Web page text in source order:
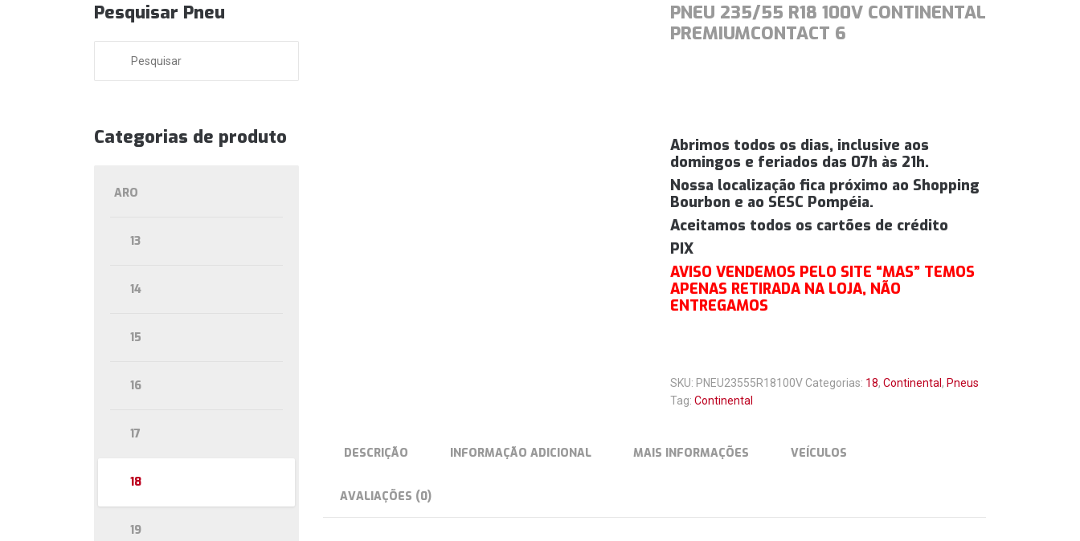
PNEU 235/55 R18 100V CONTINENTAL
PREMIUMCONTACT 6
Abrimos todos os dias, inclusive aos
domingos e feriados das 07h às 21h.
Nossa localização fica próximo ao Shopping
Bourbon e ao SESC Pompéia.
Aceitamos todos os cartões de crédito
PIX
AVISO VENDEMOS PELO SITE “MAS” TEMOS
APENAS RETIRADA NA LOJA, NÃO
ENTREGAMOS
SKU: PNEU23555R18100V Categorias: 18, Continental , Pneus
Tag: Continental
DESCRIÇÃO INFORMAÇÃO ADICIONAL MAIS INFORMAÇÕES VEÍCULOS
AVALIAÇÕES (0)
Pesquisar Pneu
Categorias de produto
ARO
13
14
15
16
17
18
19